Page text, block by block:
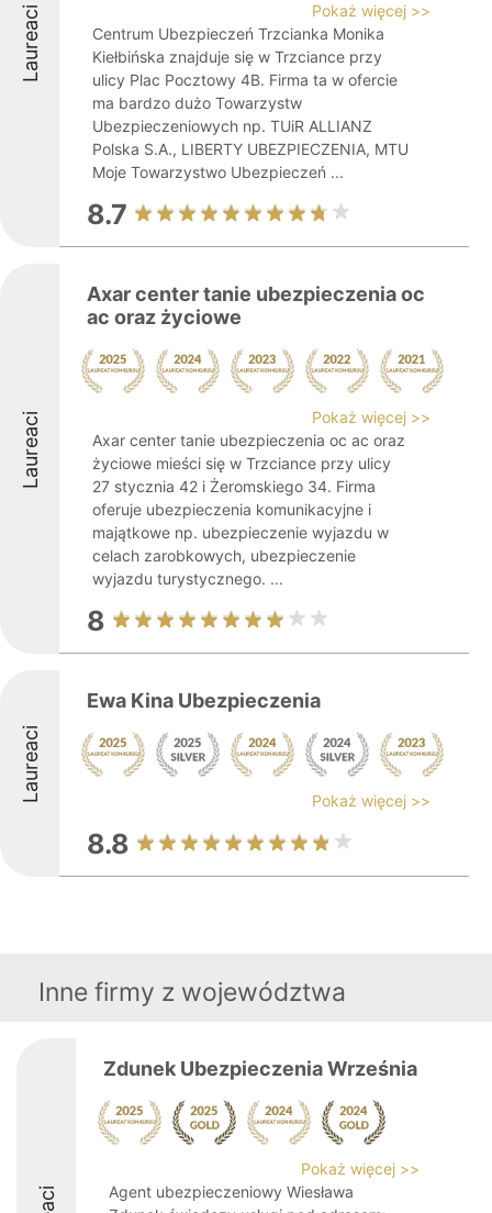
Laureaci
Pokaż więcej >>
Centrum Ubezpieczeń Trzcianka Monika
Kiełbińska znajduje się w Trzciance przy
ulicy Plac Pocztowy 4B. Firma ta w ofercie
ma bardzo dużo Towarzystw
Ubezpieczeniowych np. TUiR ALLIANZ
Polska S.A., LIBERTY UBEZPIECZENIA, MTU
Moje Towarzystwo Ubezpieczeń ...
8.7
Laureaci
Axar center tanie ubezpieczenia oc
ac oraz życiowe
Pokaż więcej >>
Axar center tanie ubezpieczenia oc ac oraz
życiowe mieści się w Trzciance przy ulicy
27 stycznia 42 i Żeromskiego 34. Firma
oferuje ubezpieczenia komunikacyjne i
majątkowe np. ubezpieczenie wyjazdu w
celach zarobkowych, ubezpieczenie
wyjazdu turystycznego. ...
8
Laureaci
Ewa Kina Ubezpieczenia
Pokaż więcej >>
8.8
Inne firmy z województwa
Zdunek Ubezpieczenia Września
Pokaż więcej >>
Agent ubezpieczeniowy Wiesława